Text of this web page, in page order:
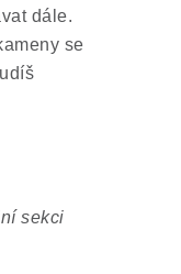
dále.
se
sekci